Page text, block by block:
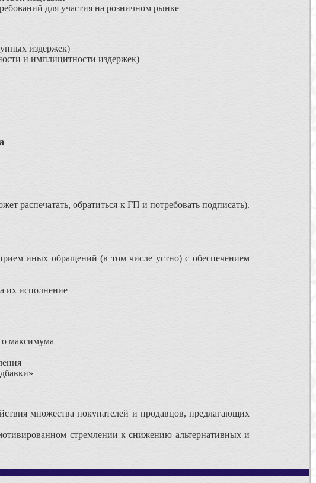
для участия на розничном рынке
издержек)
и имплицитности издержек)
распечатать, обратиться к ГП и потребовать подписать).
иных обращений (в том числе устно) с обеспечением
их исполнение
максимума
множества покупателей и продавцов, предлагающих
стремлении к снижению альтернативных и